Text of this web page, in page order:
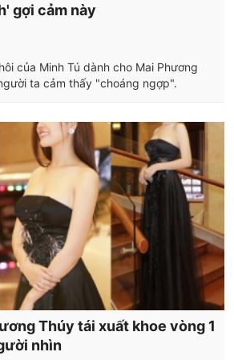
gợi cảm này
của Minh Tú dành cho Mai Phương
ta cảm thấy "choáng ngợp".
Thúy tái xuất khoe vòng 1
nhìn